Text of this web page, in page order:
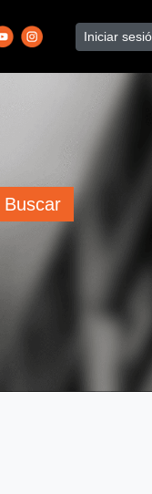
Iniciar
Buscar